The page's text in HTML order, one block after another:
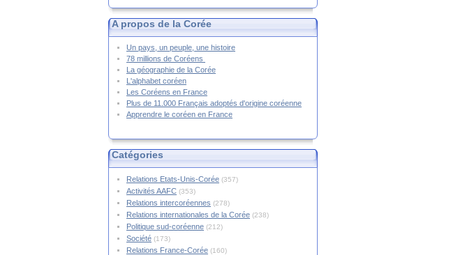
A propos de la Corée
Un pays, un peuple, une histoire
78 millions de Coréens
La géographie de la Corée
L'alphabet coréen
Les Coréens en France
Plus de 11.000 Français adoptés d'origine coréenne
Apprendre le coréen en France
Catégories
Relations Etats-Unis-Corée (357)
Activités AAFC (353)
Relations intercoréennes (278)
Relations internationales de la Corée (238)
Politique sud-coréenne (212)
Société (173)
Relations France-Corée (160)